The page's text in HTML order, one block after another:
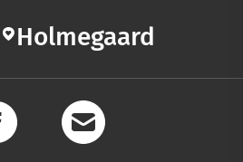
Holmegaard